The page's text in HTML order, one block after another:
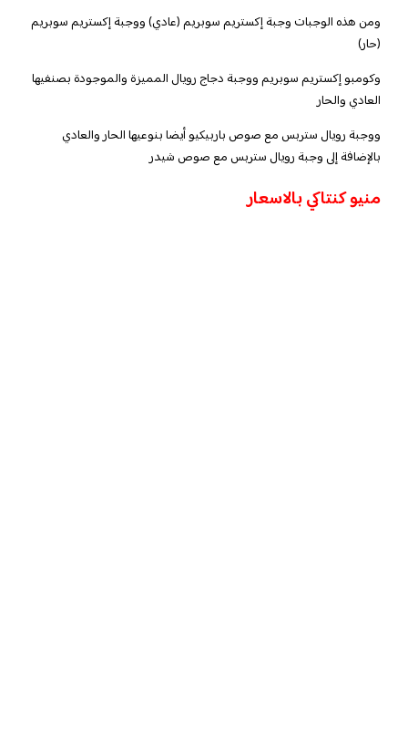
ومن هذه الوجبات وجبة إكستريم سوبريم (عادي) ووجبة إكستريم سوبريم
(حار)
وكومبو إكستريم سوبريم ووجبة دجاج رويال المميزة والموجودة بصنفيها
العادي والحار
ووجبة رويال ستربس مع صوص باربيكيو أيضا بنوعيها الحار والعادي
بالإضافة إلى وجبة رويال ستربس مع صوص شيدر
منيو كنتاكي بالاسعار